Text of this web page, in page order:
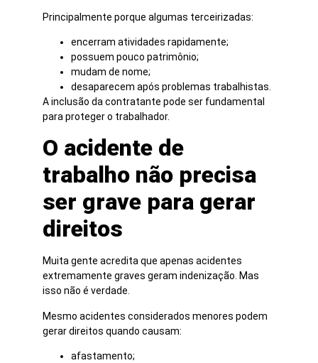
Principalmente porque algumas terceirizadas:
encerram atividades rapidamente;
possuem pouco patrimônio;
mudam de nome;
desaparecem após problemas trabalhistas.
A inclusão da contratante pode ser fundamental
para proteger o trabalhador.
O acidente de
trabalho não precisa
ser grave para gerar
direitos
Muita gente acredita que apenas acidentes
extremamente graves geram indenização. Mas
isso não é verdade.
Mesmo acidentes considerados menores podem
gerar direitos quando causam:
afastamento;